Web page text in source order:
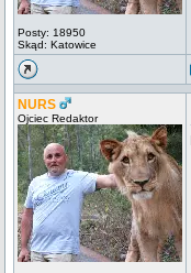
Posty: 18950
Skąd: Katowice
NURS
Ojciec Redaktor